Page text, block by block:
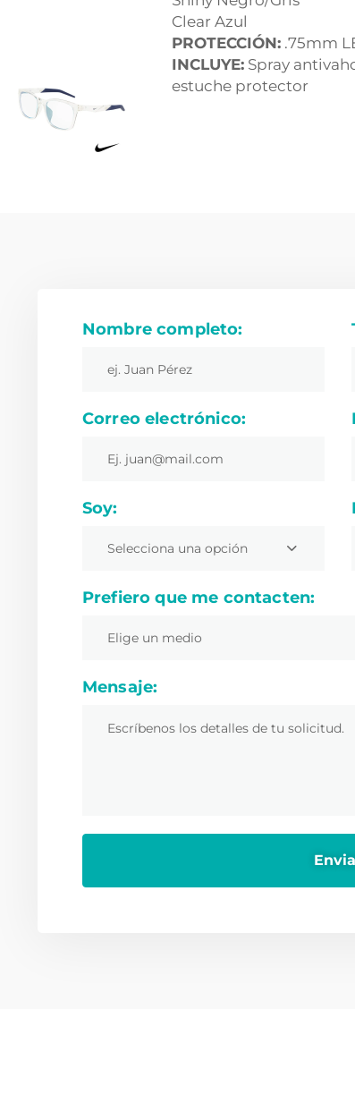
Clear Azul
PROTECCIÓN:.75mm
INCLUYE:Spray
estuche protector
Nombre completo:
Correo electrónico:
Soy:
Selecciona una opción
Prefiero que me contacten:
Elige un medio
Mensaje: